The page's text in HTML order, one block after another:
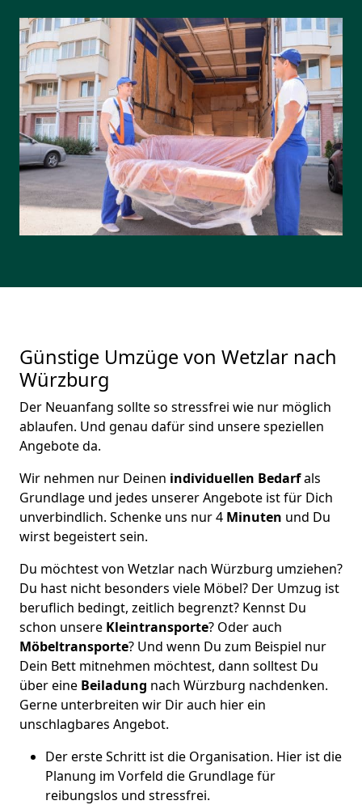
Günstige Umzüge von Wetzlar nach
Würzburg
Der Neuanfang sollte so stressfrei wie nur möglich
ablaufen. Und genau dafür sind unsere speziellen
Angebote da.
Wir nehmen nur Deinen individuellen Bedarfals
Grundlage und jedes unserer Angebote ist für Dich
unverbindlich. Schenke uns nur 4 Minuten und Du
wirst begeistert sein.
Du möchtest von Wetzlar nach Würzburg umziehen?
Du hast nicht besonders viele Möbel? Der Umzug ist
beruflich bedingt, zeitlich begrenzt? Kennst Du
schon unsere Kleintransporte? Oder auch
Möbeltransporte? Und wenn Du zum Beispiel nur
Dein Bett mitnehmen möchtest, dann solltest Du
über eine Beiladung nach Würzburg nachdenken.
Gerne unterbreiten wir Dir auch hier ein
unschlagbares Angebot.
Der erste Schritt ist die Organisation. Hier ist die
Planung im Vorfeld die Grundlage für
reibungslos und stressfrei.